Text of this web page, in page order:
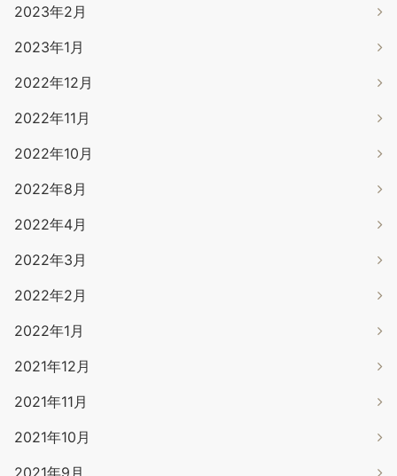
2023年2月
2023年1月
2022年12月
2022年11月
2022年10月
2022年8月
2022年4月
2022年3月
2022年2月
2022年1月
2021年12月
2021年11月
2021年10月